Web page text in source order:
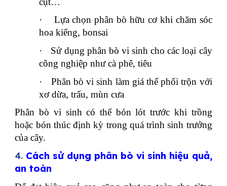
·
Lựa chọn phân bò hữu cơ khi chăm sóc
hoa kiểng, bonsai
·
Sử dụng phân bò vi sinh cho các loại cây
công nghiệp như cà phê, tiêu
·
Phân bò vi sinh làm giá thể phối trộn với
xơ dừa, trấu, mùn cưa
Phân bò vi sinh có thể bón lót trước khi trồng
hoặc bón thúc định kỳ trong quá trình sinh trưởng
của cây.
4. Cách sử dụng phân bò vi sinh hiệu quả,
an toàn